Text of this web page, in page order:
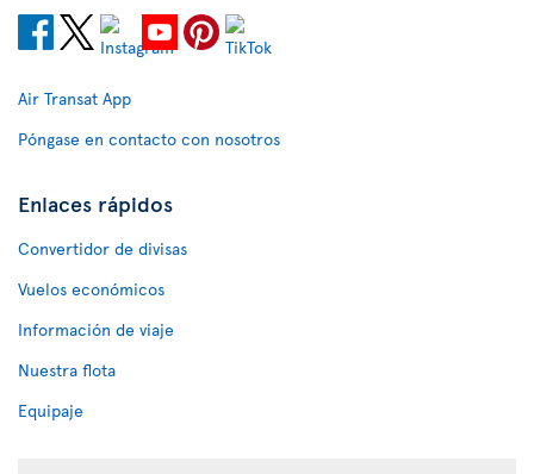
Air Transat App
Póngase en contacto con nosotros
Enlaces rápidos
Convertidor de divisas
Vuelos económicos
Información de viaje
Nuestra flota
Equipaje